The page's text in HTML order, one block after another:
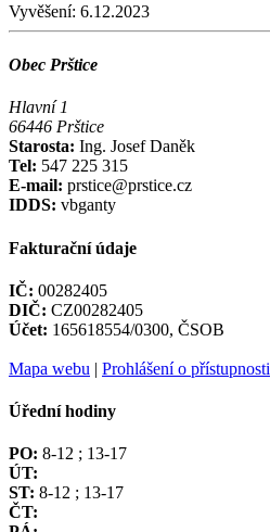
Vyvěšení: 6.12.2023
Obec Prštice
Hlavní 1
66446 Prštice
Starosta: Ing. Josef Daněk
Tel: 547 225 315
E-mail: prstice@prstice.cz
IDDS: vbganty
Fakturační údaje
IČ: 00282405
DIČ: CZ00282405
Účet: 165618554/0300, ČSOB
Mapa webu | Prohlášení o přístupnosti
Úřední hodiny
PO: 8-12 ; 13-17
ÚT:
ST: 8-12 ; 13-17
ČT: